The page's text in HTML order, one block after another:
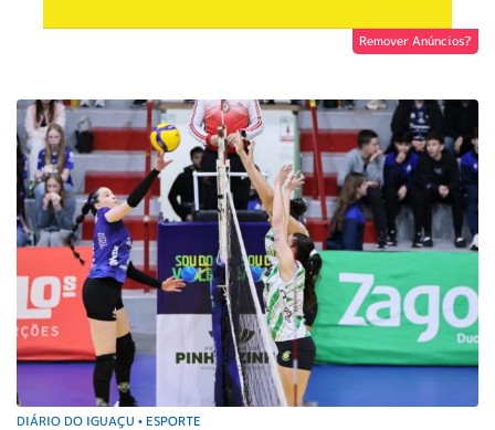
Remover Anúncios?
DIÁRIO DO IGUAÇU • ESPORTE